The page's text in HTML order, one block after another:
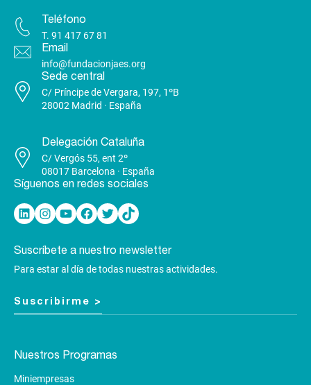
Teléfono
T. 91 417 67 81
Email
info@fundacionjaes.org
Sede central
C/ Príncipe de Vergara, 197, 1ºB
28002 Madrid · España
Delegación Cataluña
C/ Vergós 55, ent 2º
08017 Barcelona · España
Síguenos en redes sociales
Linkedin Instagram YouTube Facebook Twitter TikTok
Suscríbete a nuestro newsletter
Para estar al día de todas nuestras actividades.
Suscribirme >
Nuestros Programas
Miniempresas